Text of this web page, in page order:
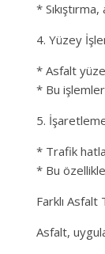
*
4. Yüzey
* Asfalt
* Bu işlemler
5.
* Trafik
* Bu
Farklı Asfalt
Asfalt,